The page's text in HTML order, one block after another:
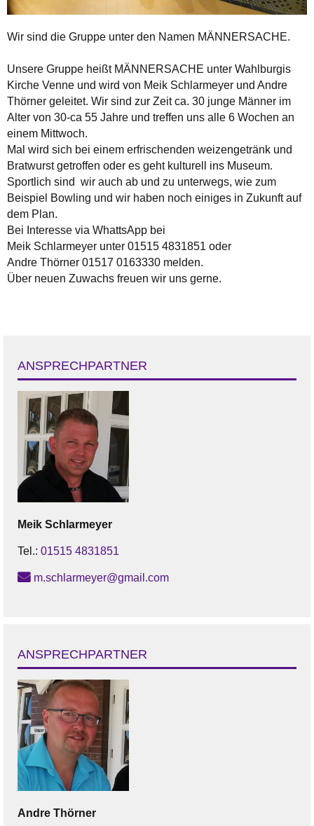
Wir sind die Gruppe unter den Namen MÄNNERSACHE.
Unsere Gruppe heißt MÄNNERSACHE unter Wahlburgis
Kirche Venne und wird von Meik Schlarmeyer und Andre
Thörner geleitet. Wir sind zur Zeit ca. 30 junge Männer im
Alter von 30-ca 55 Jahre und treffen uns alle 6 Wochen an
einem Mittwoch.
Mal wird sich bei einem erfrischenden weizengetränk und
Bratwurst getroffen oder es geht kulturell ins Museum.
Sportlich sind wir auch ab und zu unterwegs, wie zum
Beispiel Bowling und wir haben noch einiges in Zukunft auf
dem Plan.
Bei Interesse via WhattsApp bei
Meik Schlarmeyer unter 01515 4831851 oder
Andre Thörner 01517 0163330 melden.
Über neuen Zuwachs freuen wir uns gerne.
ANSPRECHPARTNER
Meik Schlarmeyer
Tel.: 01515 4831851
m.schlarmeyer@gmail.com
ANSPRECHPARTNER
Andre Thörner